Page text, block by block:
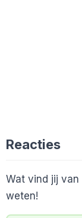
Reacties
Wat vind jij van
weten!